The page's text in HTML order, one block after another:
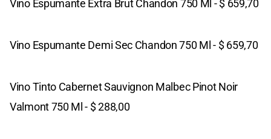
Vino Espumante Extra Brut Chandon 750 Ml - $ 659,70
Vino Espumante Demi Sec Chandon 750 Ml - $ 659,70
Vino Tinto Cabernet Sauvignon Malbec Pinot Noir
Valmont 750 Ml - $ 288,00